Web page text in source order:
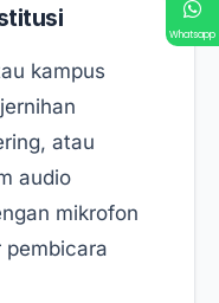
kampus
atau
audio
mikrofon
pembicara
Whatsapp